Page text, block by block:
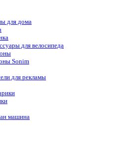
для дома
для велосипеда
Sonim
для рекламы
машина